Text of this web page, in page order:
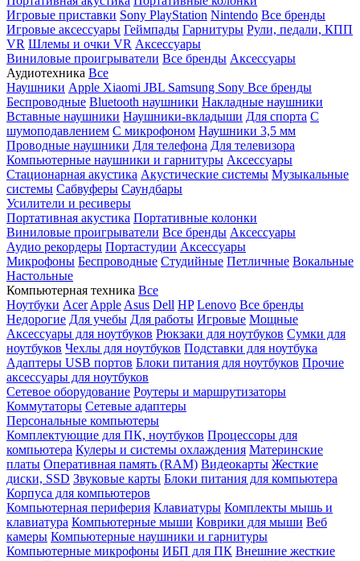
Игровые приставки Sony PlayStation Nintendo Все бренды
Игровые аксессуары Геймпады Гарнитуры Рули, педали, КПП
VR Шлемы и очки VR Аксессуары
Виниловые проигрыватели Все бренды Аксессуары
Аудиотехника Все
Наушники Apple Xiaomi JBL Samsung Sony Все бренды
Беспроводные Bluetooth наушники Накладные наушники
Вставные наушники Наушники-вкладыши Для спорта С
шумоподавлением С микрофоном Наушники 3,5 мм
Проводные наушники Для телефона Для телевизора
Компьютерные наушники и гарнитуры Аксессуары
Стационарная акустика Акустические системы Музыкальные
системы Сабвуферы Саундбары
Усилители и ресиверы
Портативная акустика Портативные колонки
Виниловые проигрыватели Все бренды Аксессуары
Аудио рекордеры Портастудии Аксессуары
Микрофоны Беспроводные Студийные Петличные Вокальные
Настольные
Компьютерная техника Все
Ноутбуки Acer Apple Asus Dell HP Lenovo Все бренды
Недорогие Для учебы Для работы Игровые Мощные
Аксессуары для ноутбуков Рюкзаки для ноутбуков Сумки для
ноутбуков Чехлы для ноутбуков Подставки для ноутбука
Адаптеры USB портов Блоки питания для ноутбуков Прочие
аксессуары для ноутбуков
Сетевое оборудование Роутеры и маршрутизаторы
Коммутаторы Сетевые адаптеры
Персональные компьютеры
Комплектующие для ПК, ноутбуков Процессоры для
компьютера Кулеры и системы охлаждения Материнские
платы Оперативная память (RAM) Видеокарты Жесткие
диски, SSD Звуковые карты Блоки питания для компьютера
Корпуса для компьютеров
Компьютерная периферия Клавиатуры Комплекты мышь и
клавиатура Компьютерные мыши Коврики для мыши Веб
камеры Компьютерные наушники и гарнитуры
Компьютерные микрофоны ИБП для ПК Внешние жесткие